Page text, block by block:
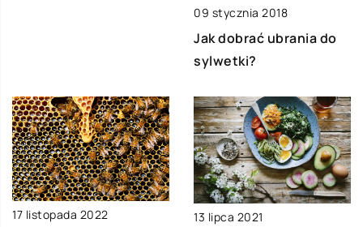
09 stycznia 2018
Jak dobrać ubrania do
sylwetki?
17 listopada 2022 13 lipca 2021